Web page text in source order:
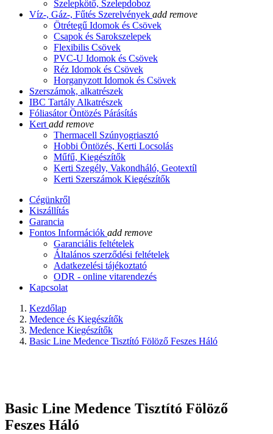
Szelepkötő, Szelepdoboz
Víz-, Gáz-, Fűtés Szerelvények add remove
Ötrétegű Idomok és Csövek
Csapok és Sarokszelepek
Flexibilis Csövek
PVC-U Idomok és Csövek
Réz Idomok és Csövek
Horganyzott Idomok és Csövek
Szerszámok, alkatrészek
IBC Tartály Alkatrészek
Fóliasátor Öntözés Párásítás
Kert add remove
Thermacell Szúnyogriasztó
Hobbi Öntözés, Kerti Locsolás
Műfű, Kiegészítők
Kerti Szegély, Vakondháló, Geotextíl
Kerti Szerszámok Kiegészítők
Cégünkről
Kiszállítás
Garancia
Fontos Információk add remove
Garanciális feltételek
Általános szerződési feltételek
Adatkezelési tájékoztató
ODR - online vitarendezés
Kapcsolat
Kezdőlap
Medence és Kiegészítők
Medence Kiegészítők
Basic Line Medence Tisztító Fölöző Feszes Háló
Basic Line Medence Tisztító Fölöző
Feszes Háló